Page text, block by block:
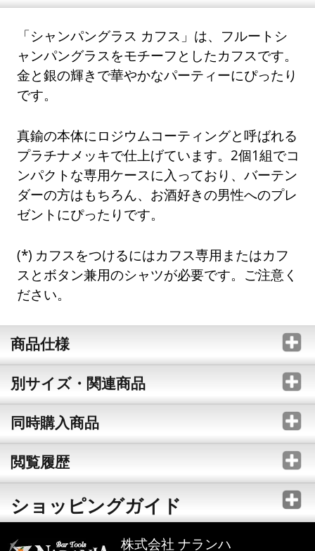
「シャンパングラス カフス」は、フルートシ
ャンパングラスをモチーフとしたカフスです。
金と銀の輝きで華やかなパーティーにぴったり
です。
真鍮の本体にロジウムコーティングと呼ばれる
プラチナメッキで仕上げています。2個1組でコ
ンパクトな専用ケースに入っており、バーテン
ダーの方はもちろん、お酒好きの男性へのプレ
ゼントにぴったりです。
カフスをつけるにはカフス専用またはカフ
スとボタン兼用のシャツが必要です。ご注意く
ださい。
商品仕様
別サイズ・関連商品
同時購入商品
閲覧履歴
ショッピングガイド
株式会社 ナランハ